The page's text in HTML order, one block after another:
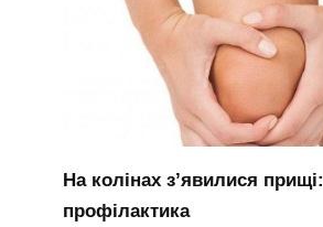
На колінах з’явилися
профілактика